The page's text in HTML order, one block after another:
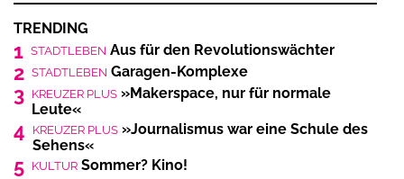
TRENDING
1 STADTLEBEN Aus für den Revolutionswächter
2 STADTLEBEN Garagen-Komplexe
3 KREUZER PLUS »Makerspace, nur für normale
Leute«
4 KREUZER PLUS »Journalismus war eine Schule des
Sehens«
5 KULTUR Sommer? Kino!